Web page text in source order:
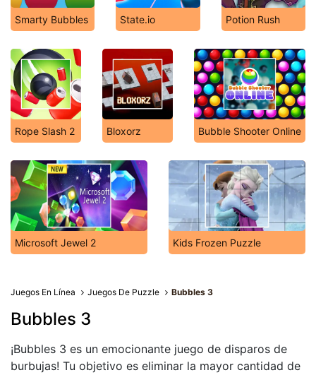
Smarty Bubbles State.io Potion Rush
Rope Slash 2 Bloxorz Bubble Shooter Online
Microsoft Jewel 2 Kids Frozen Puzzle
Juegos En Línea Juegos De Puzzle Bubbles 3
Bubbles 3
¡Bubbles 3 es un emocionante juego de disparos de
burbujas! Tu objetivo es eliminar la mayor cantidad de